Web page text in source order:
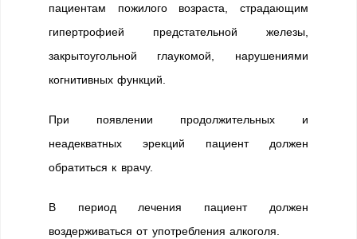
пациентам пожилого возраста, страдающим
гипертрофией предстательной железы,
закрытоугольной глаукомой, нарушениями
когнитивных функций.
При появлении продолжительных и
неадекватных эрекций пациент должен
обратиться к врачу.
В период лечения пациент должен
воздерживаться от употребления алкоголя.